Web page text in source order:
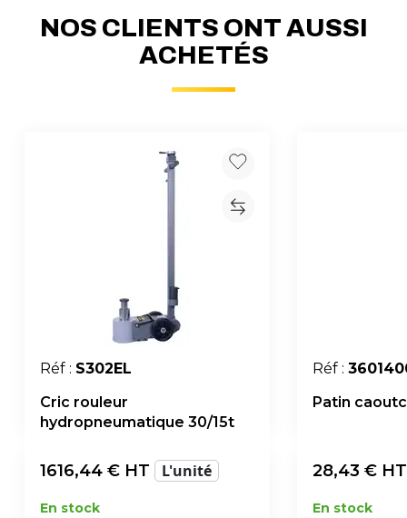
NOS CLIENTS ONT AUSSI
ACHETÉS
Réf : S302EL
Cric rouleur
hydropneumatique 30/15t
1616,44 € HT L'unité
En stock
Réf :
Patin
28,43 €
En stock